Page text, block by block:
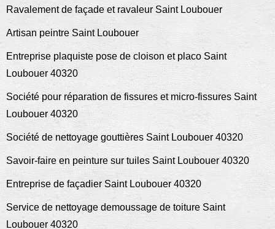
Ravalement de façade et ravaleur Saint Loubouer
Artisan peintre Saint Loubouer
Entreprise plaquiste pose de cloison et placo Saint
Loubouer 40320
Société pour réparation de fissures et micro-fissures Saint
Loubouer 40320
Société de nettoyage gouttières Saint Loubouer 40320
Savoir-faire en peinture sur tuiles Saint Loubouer 40320
Entreprise de façadier Saint Loubouer 40320
Service de nettoyage demoussage de toiture Saint
Loubouer 40320